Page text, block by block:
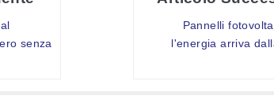
senza
Pannelli
l'energia arriva